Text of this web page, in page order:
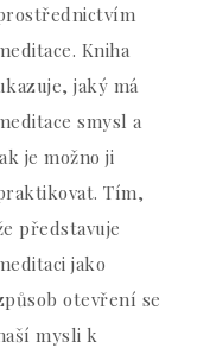
Kniha
jaký má
smysl a
je možno ji
Tím,
představuje
jako
otevření se
mysli k